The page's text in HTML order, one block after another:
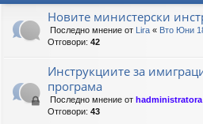
Hовите министерски
Последно мнение от Lira « Вто Юни
Отговори: 42
Инструкциите за
програма
Последно мнение от hadministratora
Отговори: 43